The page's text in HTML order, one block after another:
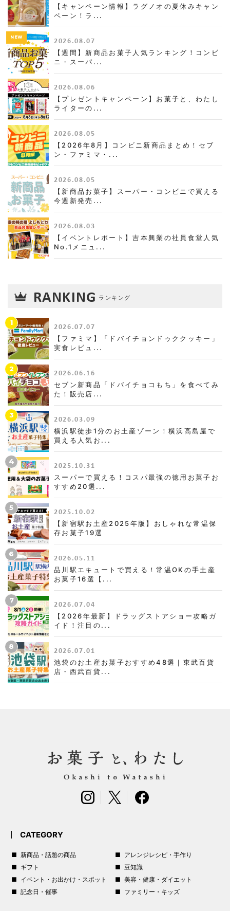
【キャンペーン情報】ラグノオの夏休みキャン
ペーン！ラ...
NEW 2026.08.07
【週間】新商品お菓子人気ランキング！コンビ
ニ・スーパ...
2026.08.06
【プレゼントキャンペーン】お菓子と、わたし
ライターの...
2026.08.05
【2026年8月】コンビニ新商品まとめ！セブ
ン・ファミマ・...
2026.08.05
【新商品お菓子】スーパー・コンビニで買える
今週新発売...
2026.08.03
【イベントレポート】吉本興業の社員食堂人気
No.1メニュ...
RANKING ランキング
1 2026.07.07
【ファミマ】「ドバイチョンドゥククッキー」
実食レビュ...
2 2026.06.16
セブン新商品「ドバイチョコもち」を食べてみ
た！販売店...
3 2026.03.09
横浜駅徒歩1分のお土産ゾーン！横浜高島屋で
買える人気お...
4 2025.10.31
スーパーで買える！コスパ最強の徳用お菓子お
すすめ20選...
5 2025.10.02
【新宿駅お土産2025年版】おしゃれな常温保
存お菓子19選
6 2026.05.11
品川駅エキュートで買える！常温OKの手土産
お菓子16選【...
7 2026.07.04
【2026年最新】ドラッグストアショー攻略ガ
イド！注目の...
8 2026.07.01
池袋のお土産お菓子おすすめ48選｜東武百貨
店・西武百貨...
CATEGORY
新商品・話題の商品
アレンジレシピ・手作り
ギフト
豆知識
イベント・お出かけ・スポット
美容・健康・ダイエット
記念日・催事
ファミリー・キッズ